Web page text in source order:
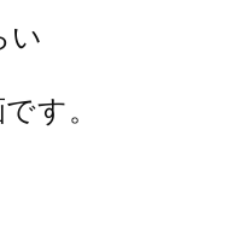
い
す。